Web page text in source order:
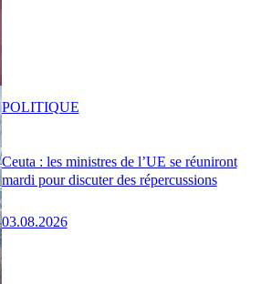
Ceuta : les ministres de l’UE se réuniront
mardi pour discuter des répercussions
03.08.2026
POLITIQUE